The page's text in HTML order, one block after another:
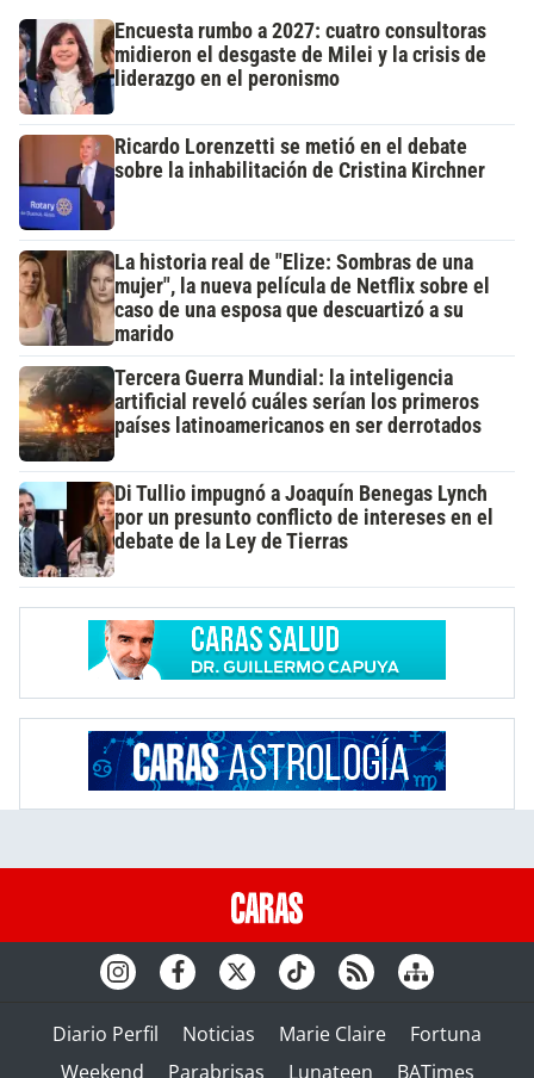
Encuesta rumbo a 2027: cuatro consultoras
midieron el desgaste de Milei y la crisis de
liderazgo en el peronismo
Ricardo Lorenzetti se metió en el debate
sobre la inhabilitación de Cristina Kirchner
La historia real de "Elize: Sombras de una
mujer", la nueva película de Netflix sobre el
caso de una esposa que descuartizó a su
marido
Tercera Guerra Mundial: la inteligencia
artificial reveló cuáles serían los primeros
países latinoamericanos en ser derrotados
Di Tullio impugnó a Joaquín Benegas Lynch
por un presunto conflicto de intereses en el
debate de la Ley de Tierras
Diario Perfil Noticias Marie Claire
Fortuna
Weekend
Parabrisas Lunateen BATimes